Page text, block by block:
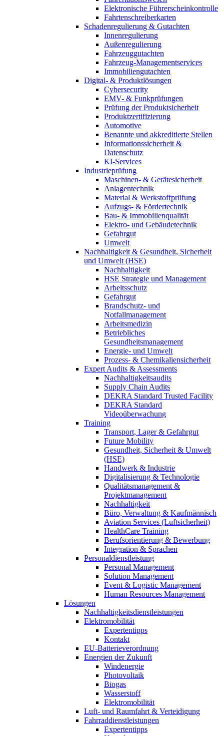
Elektronische Führerscheinkontrolle
Fahrtenschreiberkarten
Schadenregulierung & Gutachten
Innenregulierung
Außenregulierung
Fahrzeuggutachten
Fahrzeug-Managementservices
Immobiliengutachten
Digital- & Produktlösungen
Cybersecurity
EMV- & Funkprüfungen
Prüfung der Produktsicherheit
Produktzertifizierung
Automotive
Benannte und akkreditierte Stellen
Informationssicherheit &
Datenschutz
KI-Services
Industrieprüfung
Maschinen- & Gerätesicherheit
Anlagentechnik
Material & Werkstoffprüfung
Aufzugs- & Fördertechnik
Bau- & Immobilienqualität
Elektro- und Gebäudetechnik
Gefahrgut
Umwelt
Nachhaltigkeit & Gesundheit, Sicherheit
und Umwelt (HSE)
Nachhaltigkeit
HSE Strategie und Management
Arbeitsschutz
Gefahrgut
Brandschutz- und
Notfallmanagement
Arbeitsmedizin
Betriebliches
Gesundheitsmanagement
Energie- und Umwelt
Prozess- & Chemikaliensicherheit
Expert Audits & Assessments
Nachhaltigkeitsaudits
Supply Chain Audits
DEKRA Standard Trusted Facility
DEKRA Standard
Videoüberwachung
Training
Transport, Lager & Gefahrgut
Future Mobility
Gesundheit, Sicherheit & Umwelt
(HSE)
Handwerk & Industrie
Digitalisierung & Technologie
Qualitätsmanagement &
Projektmanagement
Nachhaltigkeit
Büro, Verwaltung & Kaufmännisch
Aviation Services (Luftsicherheit)
HealthCare Training
Berufsorientierung & Bewerbung
Integration & Sprachen
Personaldienstleistung
Personal Management
Solution Management
Event & Logistic Management
Human Resources Management
Lösungen
Nachhaltigkeitsdienstleistungen
Elektromobilität
Expertentipps
Kontakt
EU-Batterieverordnung
Energien der Zukunft
Windenergie
Photovoltaik
Biogas
Wasserstoff
Elektromobilität
Luft- und Raumfahrt & Verteidigung
Fahrraddienstleistungen
Expertentipps